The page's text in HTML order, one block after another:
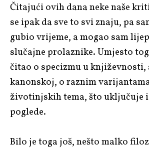
Čitajući ovih dana neke naše
se ipak da sve to svi znaju, pa
gubio vrijeme, a mogao sam
slučajne prolaznike. Umjesto
čitao o specizmu u književnosti,
kanonskoj, o raznim
životinjskih tema, što uključuje
poglede.
Bilo je toga još, nešto malko